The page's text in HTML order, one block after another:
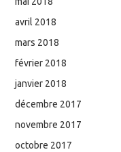
avril 2018
mars 2018
février 2018
janvier 2018
décembre 2017
novembre 2017
octobre 2017